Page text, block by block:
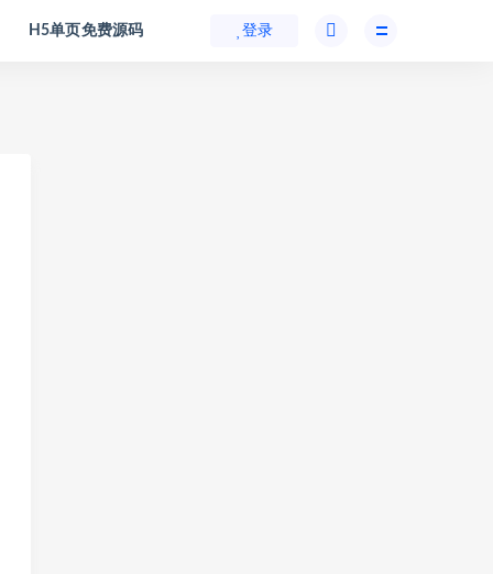
H5单页免费源码 登录